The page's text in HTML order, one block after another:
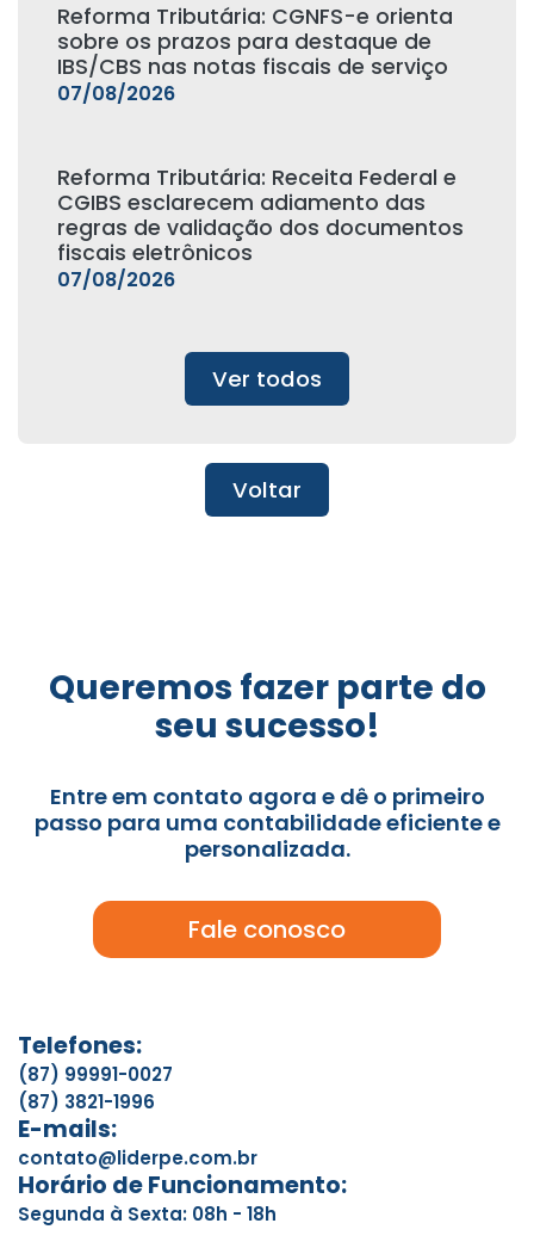
Reforma Tributária: CGNFS-e orienta
sobre os prazos para destaque de
IBS/CBS nas notas fiscais de serviço
07/08/2026
Reforma Tributária: Receita Federal e
CGIBS esclarecem adiamento das
regras de validação dos documentos
fiscais eletrônicos
07/08/2026
Ver todos
Voltar
Queremos fazer parte do
seu sucesso!
Entre em contato agora e dê o primeiro
passo para uma contabilidade eficiente e
personalizada.
Fale conosco
Telefones:
(87) 99991-0027
(87) 3821-1996
E-mails:
contato@liderpe.com.br
Horário de Funcionamento:
Segunda à Sexta: 08h - 18h